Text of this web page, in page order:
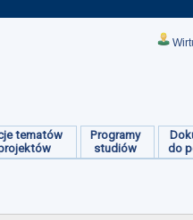
tematów
Programy
studiów
do